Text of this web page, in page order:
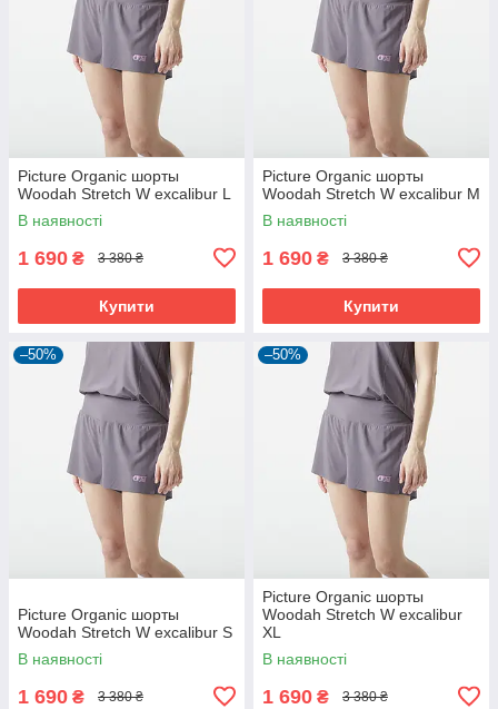
Picture Organic шорты
Woodah Stretch W excalibur L
В наявності
1 690 ₴ 3 380 ₴
Купити
Picture Organic шорты
Woodah Stretch W excalibur M
В наявності
1 690 ₴ 3 380 ₴
Купити
–50%
Picture Organic шорты
Woodah Stretch W excalibur S
В наявності
1 690 ₴ 3 380 ₴
–50%
Picture Organic шорты
Woodah Stretch W excalibur
XL
В наявності
1 690 ₴ 3 380 ₴